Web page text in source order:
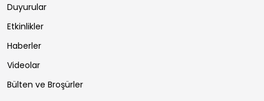
Duyurular
Etkinlikler
Haberler
Videolar
Bülten ve Broşürler